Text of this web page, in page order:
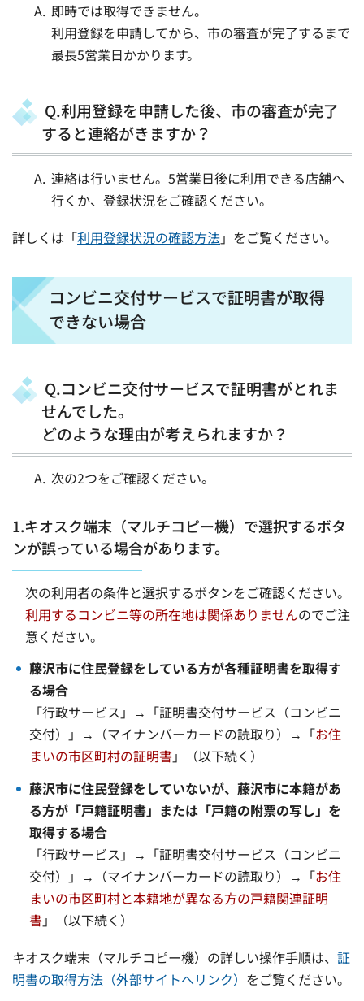
即時では取得できません。
利用登録を申請してから、市の審査が完了するまで
最長5営業日かかります。
Q.利用登録を申請した後、市の審査が完了
すると連絡がきますか？
連絡は行いません。5営業日後に利用できる店舗へ
行くか、登録状況をご確認ください。
詳しくは「利用登録状況の確認方法」をご覧ください。
コンビニ交付サービスで証明書が取得
できない場合
Q.コンビニ交付サービスで証明書がとれま
せんでした。
どのような理由が考えられますか？
次の2つをご確認ください。
1.キオスク端末（マルチコピー機）で選択するボタ
ンが誤っている場合があります。
次の利用者の条件と選択するボタンをご確認ください。
利用するコンビニ等の所在地は関係ありませんのでご注
意ください。
藤沢市に住民登録をしている方が各種証明書を取得す
る場合
「行政サービス」→「証明書交付サービス（コンビニ
交付）」→（マイナンバーカードの読取り）→「お住
まいの市区町村の証明書 」（以下続く）
藤沢市に住民登録をしていないが、藤沢市に本籍があ
る方が「戸籍証明書」または「戸籍の附票の写し」を
取得する場合
「行政サービス」→「証明書交付サービス（コンビニ
交付）」→（マイナンバーカードの読取り）→「お住
まいの市区町村と本籍地が異なる方の戸籍関連証明
書 」（以下続く）
キオスク端末（マルチコピー機）の詳しい操作手順は、 証
明書の取得方法（外部サイトへリンク） をご覧ください。